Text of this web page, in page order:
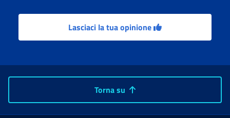
Lasciaci la tua opinione
Torna su